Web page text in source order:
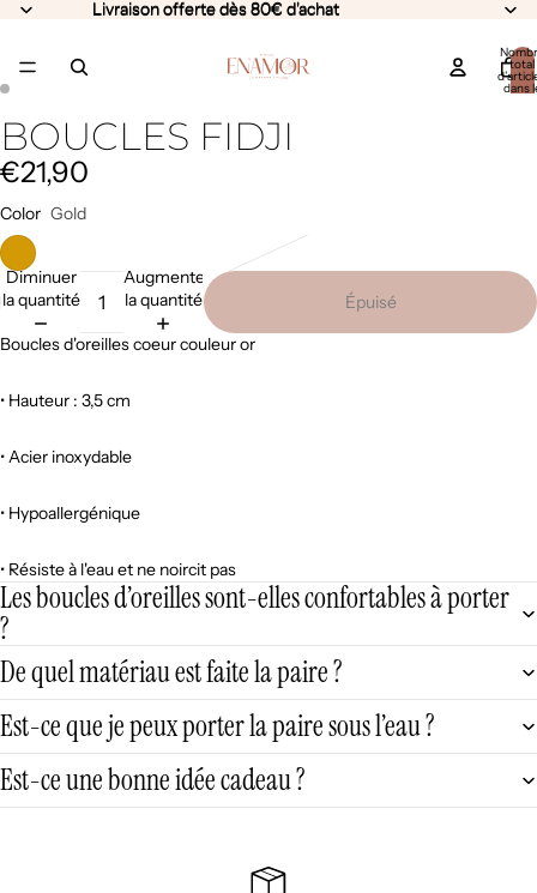
Livraison offerte dès 80€ d'achat
Livraison offerte dès 80€ d'achat
total
dans
BOUCLES FIDJI
€21,90
Color Gold
Diminuer
la quantité
Augmenter
la quantité
Épuisé
Boucles d'oreilles coeur couleur or
• Hauteur : 3,5 cm
• Acier inoxydable
• Hypoallergénique
• Résiste à l'eau et ne noircit pas
Les boucles d’oreilles sont-elles confortables à porter
?
De quel matériau est faite la paire ?
Est-ce que je peux porter la paire sous l’eau ?
Est-ce une bonne idée cadeau ?